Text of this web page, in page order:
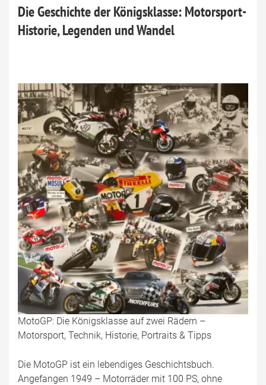
Die Geschichte der Königsklasse: Motorsport-
Historie, Legenden und Wandel
MotoGP: Die Königsklasse auf zwei Rädern –
Motorsport, Technik, Historie, Portraits & Tipps
Die MotoGP ist ein lebendiges Geschichtsbuch.
Angefangen 1949 – Motorräder mit 100 PS, ohne